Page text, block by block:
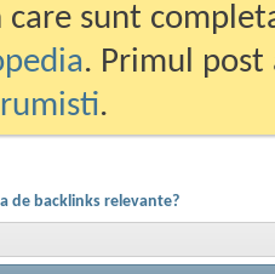
care sunt
. Primul
.
de backlinks relevante?